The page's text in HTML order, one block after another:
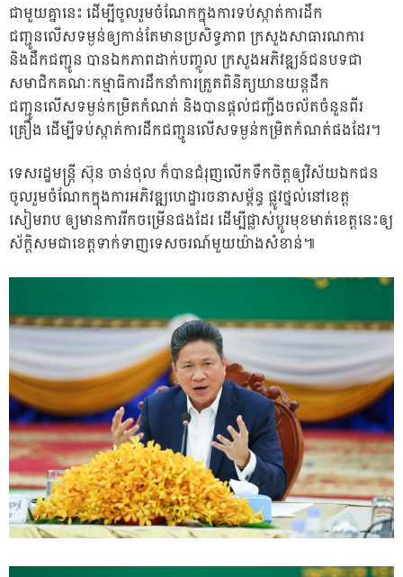
ជាមួយគ្នានេះ​ ដើម្បីចូលរួមចំណែកក្នុងការទប់ស្កាត់ការដឹក
ជញ្ជូនលើសទម្ងន់ឲ្យកាន់តែមាន​ប្រសិទ្ធភាព ក្រសួងសាធារណការ
និងដឹកជញ្ជូន បានឯកភាពដាក់បញ្ចូល ក្រសួងអភិវឌ្ឍន៍ជនបទជា
សមាជិកគណៈកម្មាធិការដឹកនាំការត្រួតពិនិត្យយានយន្តដឹក
ជញ្ជូនលើសទម្ងន់កម្រិតកំណត់ និងបាន​ផ្តល់ជញ្ជីងចល័តចំនួនពីរ
គ្រឿង ដើម្បីទប់ស្កាត់ការដឹកជញ្ជូនលើសទម្ងន់កម្រិតកំណត់ផងដែរ។
ទេសរដ្ឋមន្ត្រី ស៊ុន ចាន់ថុល ក៏បានជំរុញលើកទឹកចិត្តឲ្យវិស័យឯកជន
ចូលរួមចំណែកក្នុងការអភិវឌ្ឍហេដ្ឋារចនាសម្ព័ន្ធ ផ្លូវថ្នល់នៅខេត្ត
សៀមរាប ឲ្យមានការរីកចម្រើនផងដែរ ដើម្បីផ្លាស់ប្តូរមុខមាត់ខេត្តនេះឲ្យ
ស័ក្តិសមជាខេត្តទាក់ទាញទេសចរណ៍មួយយ៉ាងសំខាន់៕​